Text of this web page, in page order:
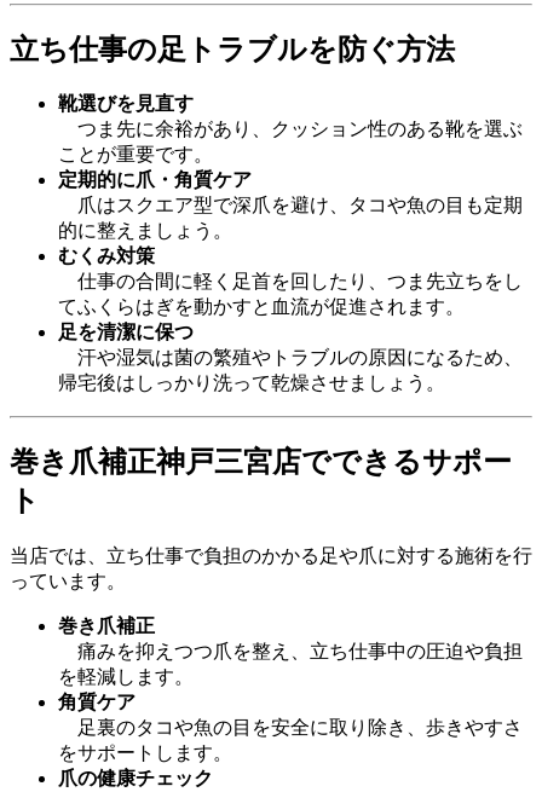
立ち仕事の足トラブルを防ぐ方法
靴選びを見直す
つま先に余裕があり、クッション性のある靴を選ぶ
ことが重要です。
定期的に爪・角質ケア
爪はスクエア型で深爪を避け、タコや魚の目も定期
的に整えましょう。
むくみ対策
仕事の合間に軽く足首を回したり、つま先立ちをし
てふくらはぎを動かすと血流が促進されます。
足を清潔に保つ
汗や湿気は菌の繁殖やトラブルの原因になるため、
帰宅後はしっかり洗って乾燥させましょう。
巻き爪補正神戸三宮店でできるサポー
ト
当店では、立ち仕事で負担のかかる足や爪に対する施術を行
っています。
巻き爪補正
痛みを抑えつつ爪を整え、立ち仕事中の圧迫や負担
を軽減します。
角質ケア
足裏のタコや魚の目を安全に取り除き、歩きやすさ
をサポートします。
爪の健康チェック